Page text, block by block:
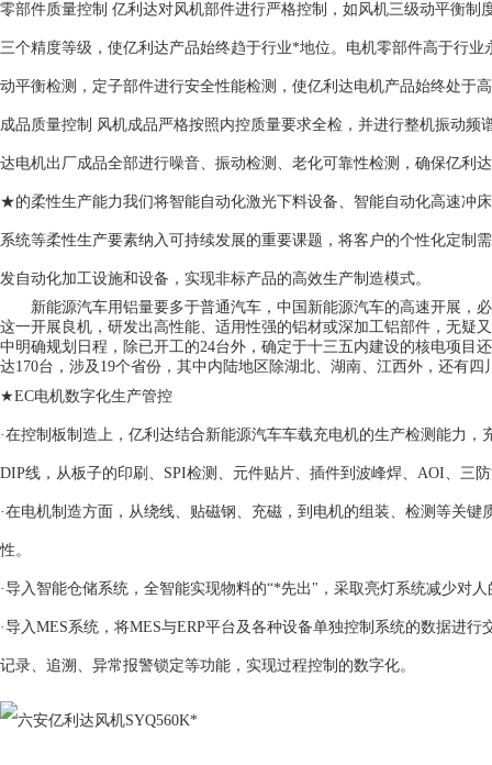
零部件质量控制 亿利达对风机部件进行严格控制，如风机三级动平衡
三个精度等级，使亿利达产品始终趋于行业*地位。电机零部件高于行
动平衡检测，定子部件进行安全性能检测，使亿利达电机产品始终处于
成品质量控制 风机成品严格按照内控质量要求全检，并进行整机振动
达电机出厂成品全部进行噪音、振动检测、老化可靠性检测，确保亿利
★的柔性生产能力我们将智能自动化激光下料设备、智能自动化高速冲
系统等柔性生产要素纳入可持续发展的重要课题，将客户的个性化定
发自动化加工设施和设备，实现非标产品的高效生产制造模式。
新能源汽车用铝量要多于普通汽车，中国新能源汽车的高速开展，
这一开展良机，研发出高性能、适用性强的铝材或深加工铝部件，无
中明确规划日程，除已开工的24台外，确定于十三五内建设的核电项目
达170台，涉及19个省份，其中内陆地区除湖北、湖南、江西外，还有
★EC电机数字化生产管控
·在控制板制造上，亿利达结合新能源汽车车载充电机的生产检测能力
DIP线，从板子的印刷、SPI检测、元件贴片、插件到波峰焊、AOI、三
·在电机制造方面，从绕线、贴磁钢、充磁，到电机的组装、检测等关
性。
·导入智能仓储系统，全智能实现物料的“*先出"，采取亮灯系统减少对人
·导入MES系统，将MES与ERP平台及各种设备单独控制系统的数据进
记录、追溯、异常报警锁定等功能，实现过程控制的数字化。